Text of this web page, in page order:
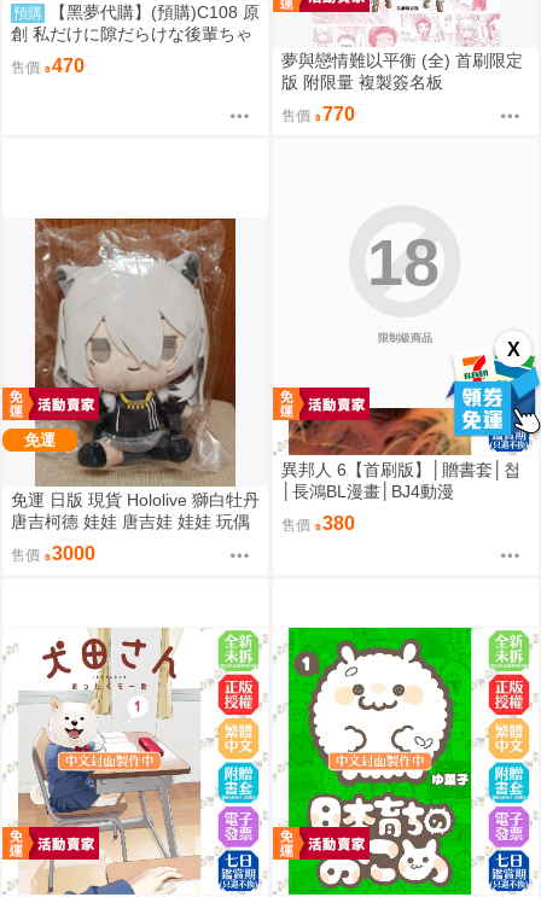
X
預購
【黑夢代購】(預購)C108 原
創 私だけに隙だらけな後輩ちゃ
ん 社團名:saeu 繪師:saeu
售價 470
夢與戀情難以平衡 (全) 首刷限定
版 附限量 複製簽名板
售價 770
免運
免運 日版 現貨 Hololive 獅白牡丹
唐吉柯德 娃娃 唐吉娃 娃娃 玩偶
ドン・キホーテ もちどる 獅白ぼ
たん
售價 3000
限制級商品
18
異邦人 6【首刷版】│贈書套│첩
│長鴻BL漫畫│BJ4動漫
售價 380